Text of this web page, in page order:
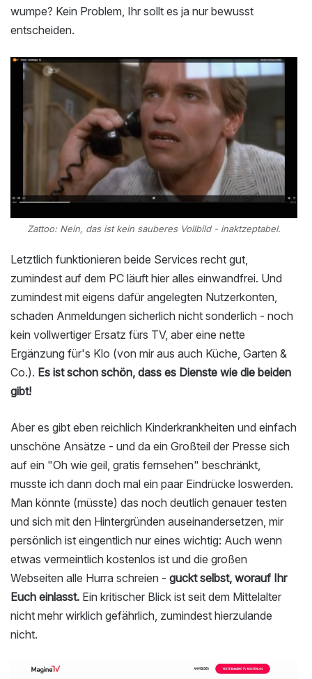
wumpe? Kein Problem, Ihr sollt es ja nur bewusst
entscheiden.
Zattoo: Nein, das ist kein sauberes Vollbild - inaktzeptabel.
Letztlich funktionieren beide Services recht gut,
zumindest auf dem PC läuft hier alles einwandfrei. Und
zumindest mit eigens dafür angelegten Nutzerkonten,
schaden Anmeldungen sicherlich nicht sonderlich - noch
kein vollwertiger Ersatz fürs TV, aber eine nette
Ergänzung für's Klo (von mir aus auch Küche, Garten &
Co.). Es ist schon schön, dass es Dienste wie die beiden
gibt!
Aber es gibt eben reichlich Kinderkrankheiten und einfach
unschöne Ansätze - und da ein Großteil der Presse sich
auf ein "Oh wie geil, gratis fernsehen" beschränkt,
musste ich dann doch mal ein paar Eindrücke loswerden.
Man könnte (müsste) das noch deutlich genauer testen
und sich mit den Hintergründen auseinandersetzen, mir
persönlich ist eingentlich nur eines wichtig: Auch wenn
etwas vermeintlich kostenlos ist und die großen
Webseiten alle Hurra schreien - guckt selbst, worauf Ihr
Euch einlasst. Ein kritischer Blick ist seit dem Mittelalter
nicht mehr wirklich gefährlich, zumindest hierzulande
nicht.